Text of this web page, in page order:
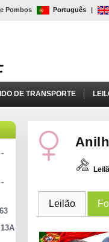
Pombos Português |
DE TRANSPORTE
Leilão